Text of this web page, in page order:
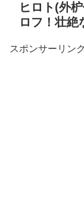
ヒロト(外
ロフ！壮絶
スポンサーリンク